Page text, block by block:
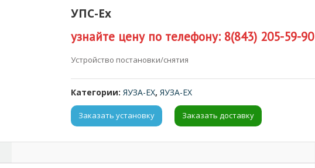
УПС-Ех
узнайте цену по телефону: 8(843) 205-59-90
Устройство постановки/снятия
Категории:ЯУЗА-ЕХ,ЯУЗА-ЕХ
Заказать установку Заказать доставку